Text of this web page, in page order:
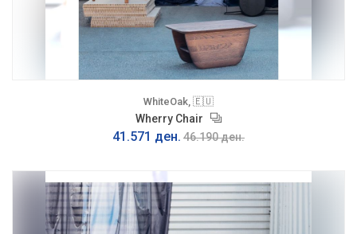
WhiteOak, 🇪🇺
Wherry Chair
41.571 ден. 46.190 ден.